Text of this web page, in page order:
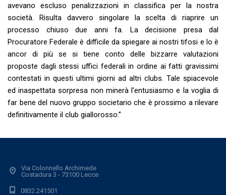
avevano escluso penalizzazioni in classifica per la nostra
società. Risulta davvero singolare la scelta di riaprire un
processo chiuso due anni fa. La decisione presa dal
Procuratore Federale è difficile da spiegare ai nostri tifosi e lo è
ancor di più se si tiene conto delle bizzarre valutazioni
proposte dagli stessi uffici federali in ordine ai fatti gravissimi
contestati in questi ultimi giorni ad altri clubs. Tale spiacevole
ed inaspettata sorpresa non minerà l’entusiasmo e la voglia di
far bene del nuovo gruppo societario che è prossimo a rilevare
definitivamente il club giallorosso.”
Via Colonnello Archimede
Costadura 3 - 73100 Lecce
0832.241501